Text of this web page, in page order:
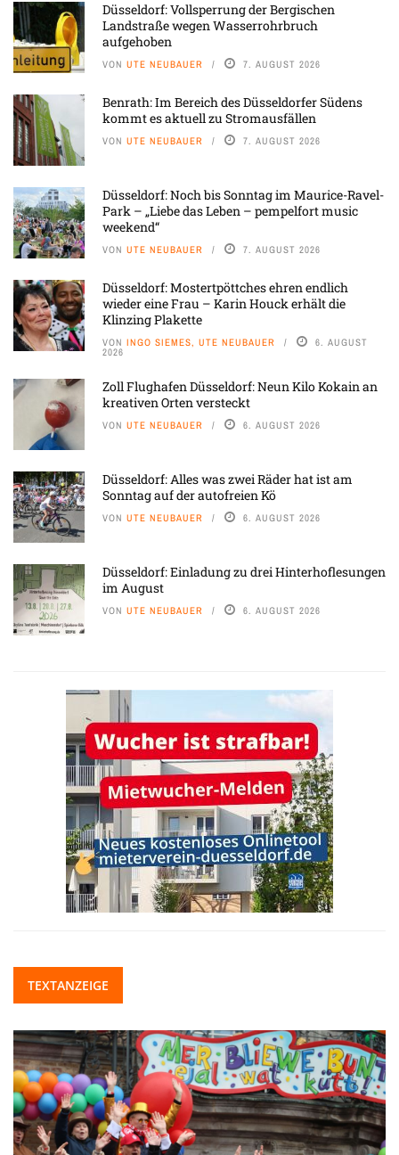
Düsseldorf: Vollsperrung der Bergischen
Landstraße wegen Wasserrohrbruch
aufgehoben
VON UTE NEUBAUER 7. AUGUST 2026
Benrath: Im Bereich des Düsseldorfer Südens
kommt es aktuell zu Stromausfällen
VON UTE NEUBAUER 7. AUGUST 2026
Düsseldorf: Noch bis Sonntag im Maurice-Ravel-
Park – „Liebe das Leben – pempelfort music
weekend“
VON UTE NEUBAUER 7. AUGUST 2026
Düsseldorf: Mostertpöttches ehren endlich
wieder eine Frau – Karin Houck erhält die
Klinzing Plakette
VON INGO SIEMES, UTE NEUBAUER 6. AUGUST
2026
Zoll Flughafen Düsseldorf: Neun Kilo Kokain an
kreativen Orten versteckt
VON UTE NEUBAUER 6. AUGUST 2026
Düsseldorf: Alles was zwei Räder hat ist am
Sonntag auf der autofreien Kö
VON UTE NEUBAUER 6. AUGUST 2026
Düsseldorf: Einladung zu drei Hinterhoflesungen
im August
VON UTE NEUBAUER 6. AUGUST 2026
TEXTANZEIGE